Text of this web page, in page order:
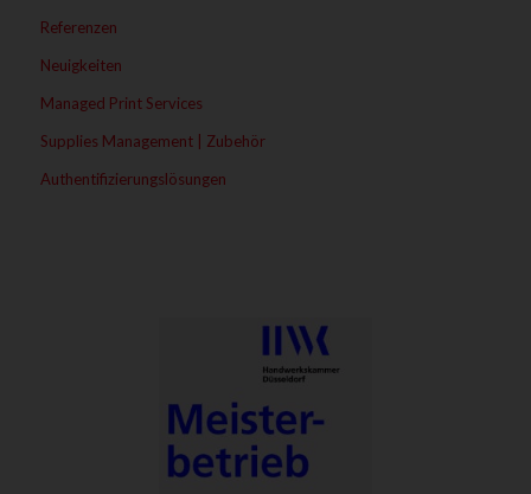
Referenzen
Neuigkeiten
Managed Print Services
Supplies Management | Zubehör
Authentifizierungslösungen